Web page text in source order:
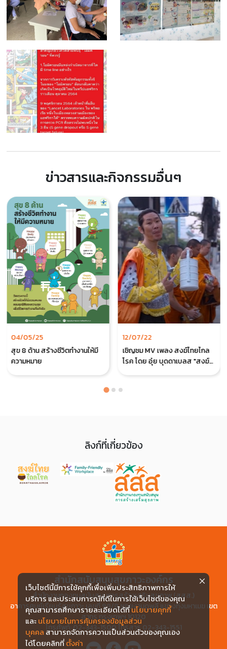
ข่าวสารและกิจกรรมอื่นๆ
04/05/25
สุข 8 ด้าน สร้างชีวิตทำงานให้มี
ความหมาย
12/07/22
เชิญชม MV เพลง สงฆ์ไทยไกล
โรค โดย อุ๋ย บุดดาเบลส "สงฆ์
ลิงก์ที่เกี่ยวข้อง
สำนักสนับสนุนสุขภาวะองค์กร
สำนักงานกองทุนสนับสนุนการสร้างเสริมสุขภาพ (สสส.)
อาคารศูนย์เรียนรู้สุขภาวะ เลขที่ 99/8 ซอยงามดูพลี แขวงทุ่งมหาเมฆ เขต
สาทร กรุงเทพฯ 10120
โทรศัพท์: 02-343-1500 โทรสาร 02-343-1551
เว็บไซต์นี้มีการใช้คุกกี้เพื่อเพิ่มประสิทธิภาพการให้
บริการ และประสบการณ์ที่ดีในการใช้เว็บไซต์ของคุณ
คุณสามารถศึกษารายละเอียดได้ที่นโยบายคุกกี้
และนโยบายในการคุ้มครองข้อมูลส่วน
บุคคล สามารถจัดการความเป็นส่วนตัวของคุณเอง
ได้โดยคลิกที่ตั้งค่า